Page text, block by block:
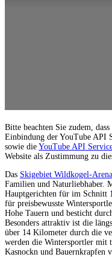
Bitte beachten Sie zudem,
Einbindung der YouTube API
sowie die YouTube API
Website als Zustimmung zu
Das Skigebiet Wildkogel-Arena
Familien und Naturliebhaber.
Hauptgerichten für im Schnitt
für preisbewusste
Hohe Tauern und besticht
Besonders attraktiv ist die
über 14 Kilometer durch die
werden die Wintersportler mit
Kasnockn und Bauernkrapfen